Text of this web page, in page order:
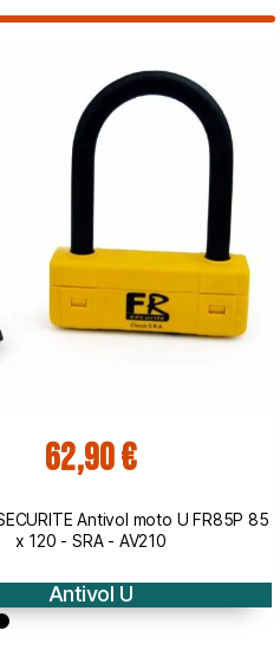
67,40 €
CHAFT FR SECURITE Antivol moto
x 250 - SRA NF FFMC -